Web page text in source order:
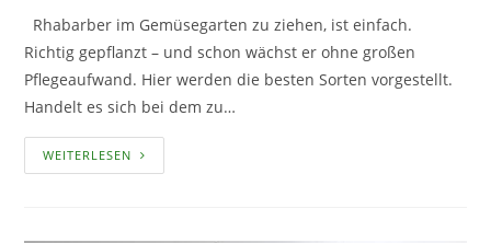
Rhabarber im Gemüsegarten zu ziehen, ist einfach.
Richtig gepflanzt – und schon wächst er ohne großen
Pflegeaufwand. Hier werden die besten Sorten vorgestellt.
Handelt es sich bei dem zu…
WEITERLESEN RHABARBER
AUS